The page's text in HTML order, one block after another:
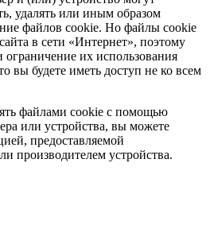
удалять или иным образом
файлов cookie. Но файлы cookie
в сети «Интернет», поэтому
ограничение их использования
вы будете иметь доступ не ко всем
файлами cookie с помощью
или устройства, вы можете
предоставляемой
производителем устройства.